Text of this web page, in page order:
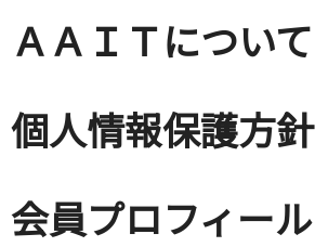
ＡＡＩＴについて
個人情報保護方針
会員プロフィール